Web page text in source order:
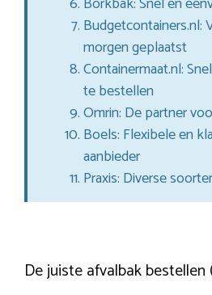
Budgetcontainers.nl:
morgen geplaatst
Containermaat.nl:
te bestellen
Omrin: De partner
Boels: Flexibele en
aanbieder
Praxis: Diverse
De juiste afvalbak bestellen